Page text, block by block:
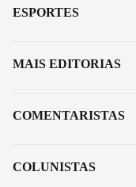
ESPORTES
MAIS EDITORIAS
COMENTARISTAS
COLUNISTAS